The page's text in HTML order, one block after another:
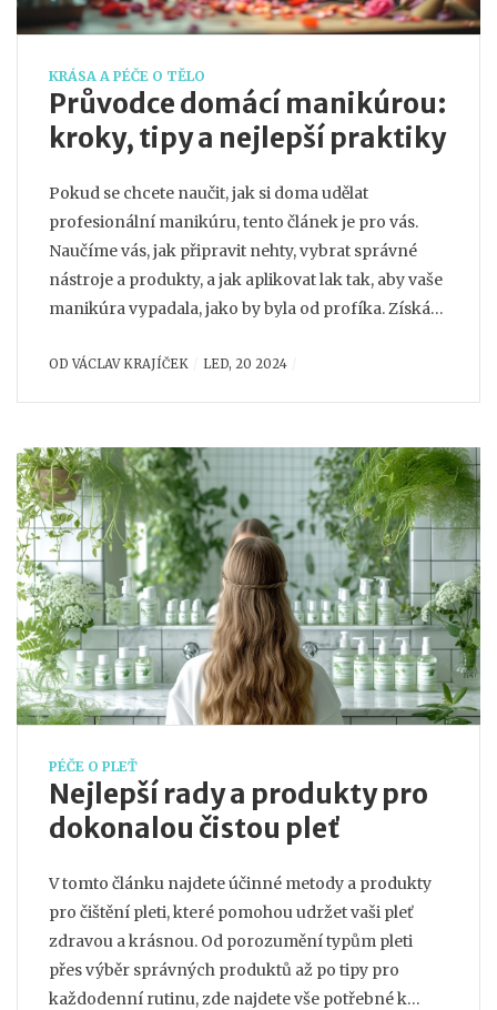
KRÁSA A PÉČE O TĚLO
Průvodce domácí manikúrou:
kroky, tipy a nejlepší praktiky
Pokud se chcete naučit, jak si doma udělat
profesionální manikúru, tento článek je pro vás.
Naučíme vás, jak připravit nehty, vybrat správné
nástroje a produkty, a jak aplikovat lak tak, aby vaše
manikúra vypadala, jako by byla od profíka. Získáte
nejen krásné, ale i zdravé.
ODVÁCLAV KRAJÍČEK LED, 20 2024
PÉČE O PLEŤ
Nejlepší rady a produkty pro
dokonalou čistou pleť
V tomto článku najdete účinné metody a produkty
pro čištění pleti, které pomohou udržet vaši pleť
zdravou a krásnou. Od porozumění typům pleti
přes výběr správných produktů až po tipy pro
každodenní rutinu, zde najdete vše potřebné k